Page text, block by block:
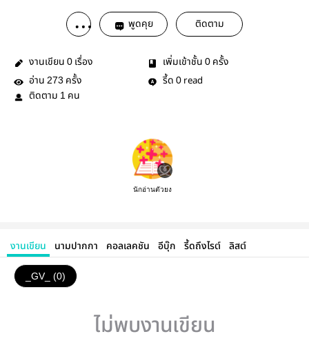
พูดคุย ติดตาม
งานเขียน 0 เรื่อง เพิ่มเข้าชั้น 0 ครั้ง
อ่าน 273 ครั้ง รี้ด 0 read
ติดตาม 1 คน
นักอ่านตัวยง
งานเขียน นามปากกา คอลเลคชัน อีบุ๊ก รี้ดถึงไรต์ ลิสต์
_GV_ (0)
ไม่พบงานเขียน